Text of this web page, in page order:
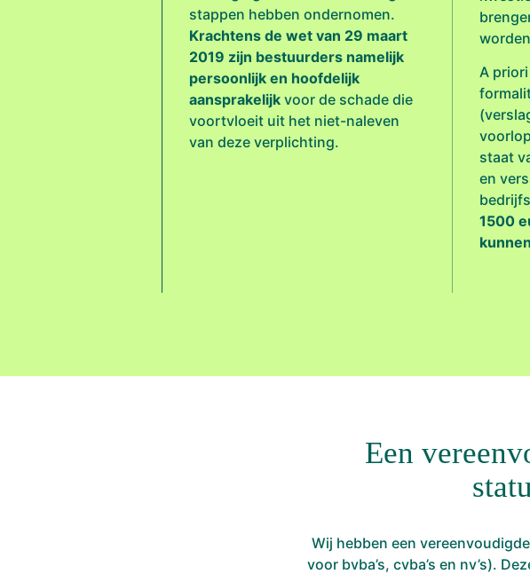
stappen hebben ondernomen.
Krachtens de wet van 29 maart
2019 zijn bestuurders namelijk
persoonlijk en hoofdelijk
aansprakelijk voor de schade die
voortvloeit uit het niet-naleven
van deze verplichting.
A
staat
en
1500
Een
Wij hebben een
voor bvba’s, cvba’s en nv’s).